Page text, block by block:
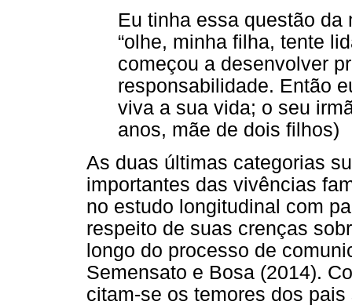
Eu tinha essa questão
“olhe, minha filha, tente
começou a desenvolver
responsabilidade. Então
viva a sua vida; o seu
anos, mãe de dois filhos)
As duas últimas categorias
importantes das vivências
no estudo longitudinal com
respeito de suas crenças
longo do processo de
Semensato e Bosa (2014).
citam-se os temores dos